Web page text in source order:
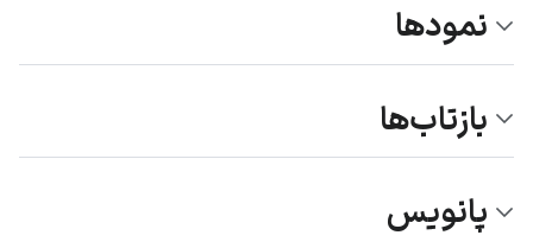
نمودها
بازتاب‌ها
پانویس